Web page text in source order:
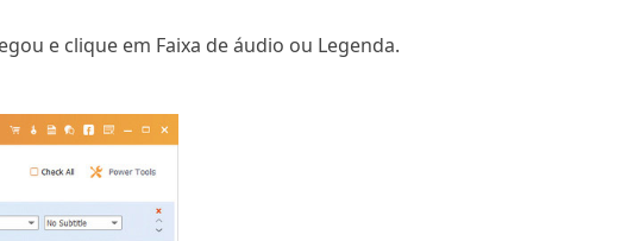
e clique em Faixa de áudio ou Legenda.